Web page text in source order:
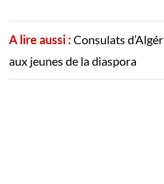
A lire aussi : Consulats
aux jeunes de la diaspora